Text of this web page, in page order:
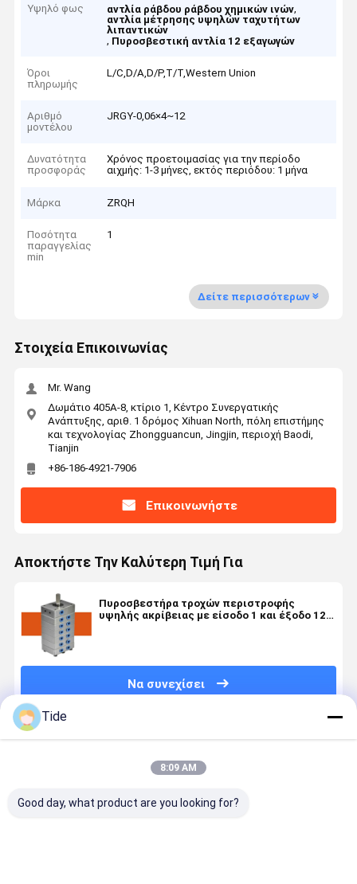
Υψηλό φως αντλία ράβδου ράβδου χημικών ινών,
αντλία μέτρησης υψηλών ταχυτήτων
λιπαντικών
, Πυροσβεστική αντλία 12 εξαγωγών
Όροι
πληρωμής
L/C,D/A,D/P,T/T,Western Union
Αριθμό
μοντέλου
JRGY-0,06×4~12
Δυνατότητα
προσφοράς
Χρόνος προετοιμασίας για την περίοδο
αιχμής: 1-3 μήνες, εκτός περιόδου: 1 μήνα
Μάρκα ZRQH
Ποσότητα
παραγγελίας
min
1
Δείτε περισσότερων
Στοιχεία Επικοινωνίας
Mr. Wang
Δωμάτιο 405A-8, κτίριο 1, Κέντρο Συνεργατικής
Ανάπτυξης, αριθ. 1 δρόμος Xihuan North, πόλη επιστήμης
και τεχνολογίας Zhongguancun, Jingjin, περιοχή Baodi,
Tianjin
+86-186-4921-7906
Επικοινωνήστε
Αποκτήστε Την Καλύτερη Τιμή Για
Πυροσβεστήρα τροχών περιστροφής
υψηλής ακρίβειας με είσοδο 1 και έξοδο 12
Να συνεχίσει
Συνιστώμενα Προϊόντα
Tide
8:09 AM
Good day, what product are you looking for?